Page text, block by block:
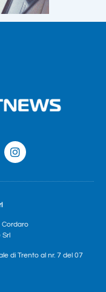
Cordaro
di Trento al nr. 7 del 07